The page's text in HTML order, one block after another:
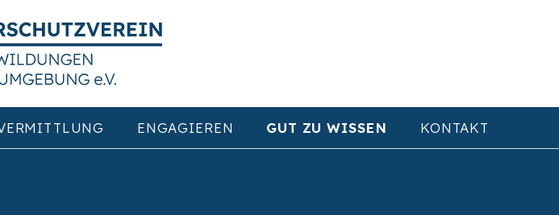
ENGAGIEREN GUT ZU WISSEN KONTAKT